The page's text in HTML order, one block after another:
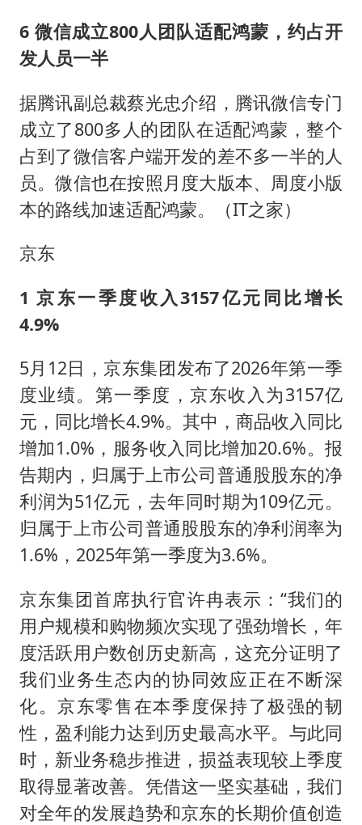
6 微信成立800人团队适配鸿蒙，约占开
发人员一半
据腾讯副总裁蔡光忠介绍，腾讯微信专门
成立了800多人的团队在适配鸿蒙，整个
占到了微信客户端开发的差不多一半的人
员。微信也在按照月度大版本、周度小版
本的路线加速适配鸿蒙。（IT之家）
京东
1 京东一季度收入3157亿元同比增长
4.9%
5月12日，京东集团发布了2026年第一季
度业绩。第一季度，京东收入为3157亿
元，同比增长4.9%。其中，商品收入同比
增加1.0%，服务收入同比增加20.6%。报
告期内，归属于上市公司普通股股东的净
利润为51亿元，去年同时期为109亿元。
归属于上市公司普通股股东的净利润率为
1.6%，2025年第一季度为3.6%。
京东集团首席执行官许冉表示：“我们的
用户规模和购物频次实现了强劲增长，年
度活跃用户数创历史新高，这充分证明了
我们业务生态内的协同效应正在不断深
化。京东零售在本季度保持了极强的韧
性，盈利能力达到历史最高水平。与此同
时，新业务稳步推进，损益表现较上季度
取得显著改善。凭借这一坚实基础，我们
对全年的发展趋势和京东的长期价值创造